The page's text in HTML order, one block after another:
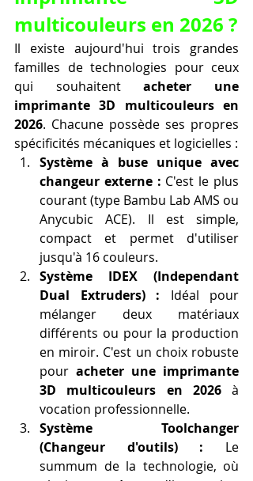
multicouleurs en 2026 ?
Il existe aujourd'hui trois grandes
familles de technologies pour ceux
qui souhaitent acheter une
imprimante 3D multicouleurs en
2026. Chacune possède ses propres
spécificités mécaniques et logicielles :
Système à buse unique avec
changeur externe : C'est le plus
courant (type Bambu Lab AMS ou
Anycubic ACE). Il est simple,
compact et permet d'utiliser
jusqu'à 16 couleurs.
Système IDEX (Independant
Dual Extruders) : Idéal pour
mélanger deux matériaux
différents ou pour la production
en miroir. C'est un choix robuste
pour acheter une imprimante
3D multicouleurs en 2026 à
vocation professionnelle.
Système Toolchanger
(Changeur d'outils) : Le
summum de la technologie, où